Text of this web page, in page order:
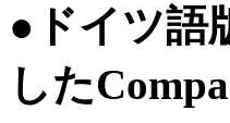
●ドイツ語
した